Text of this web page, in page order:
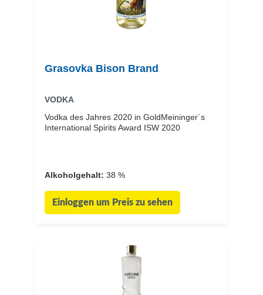
Grasovka Bison Brand
VODKA
Vodka des Jahres 2020 in GoldMeininger´s
International Spirits Award ISW 2020
Alkoholgehalt: 38 %
Einloggen um Preis zu sehen